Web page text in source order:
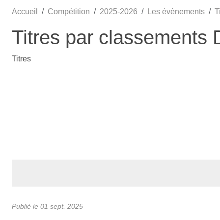
Accueil Compétition 2025-2026 Les évènements
Titres par classements
Titres
Publié le 01 sept. 2025